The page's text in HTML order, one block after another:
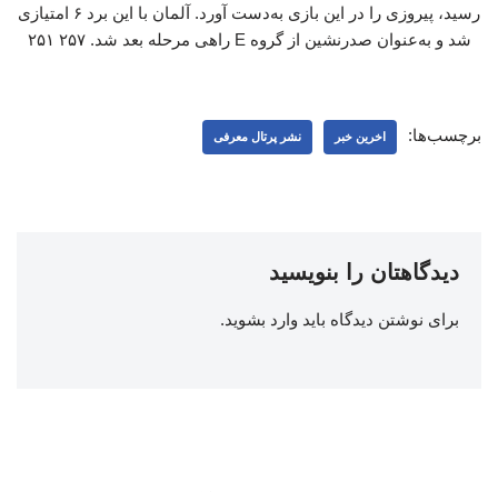
رسید، پیروزی را در این بازی به‌دست آورد. آلمان با این برد ۶ امتیازی
شد و به‌عنوان صدرنشین از گروه E راهی مرحله بعد شد. ۲۵۷ ۲۵۱
برچسب‌ها: اخرین خبر نشر پرتال معرفی
دیدگاهتان را بنویسید
برای نوشتن دیدگاه باید وارد بشوید.